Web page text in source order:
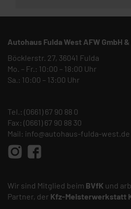
Autohaus Fulda West AFW GmbH &
Böcklerstr. 27, 36041 Fulda
Mo. – Fr.: 10:00 – 18:00 Uhr
Sa.: 10:00 – 13:00 Uhr
Tel.: (0661) 67 90 88 0
Fax: (0661) 67 90 88 30
Mail: info@autohaus-fulda-west.de
Wir sind Mitglied beim BVfK und
Partner, der Kfz-Meisterwerkstatt